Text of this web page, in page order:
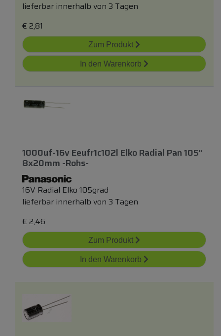
lieferbar innerhalb von 3 Tagen
€ 2,81
Zum Produkt
In den Warenkorb
1000uf-16v Eeufr1c102l Elko Radial Pan 105°
8x20mm -rohs-
16V Radial Elko 105grad
lieferbar innerhalb von 3 Tagen
€ 2,46
Zum Produkt
In den Warenkorb